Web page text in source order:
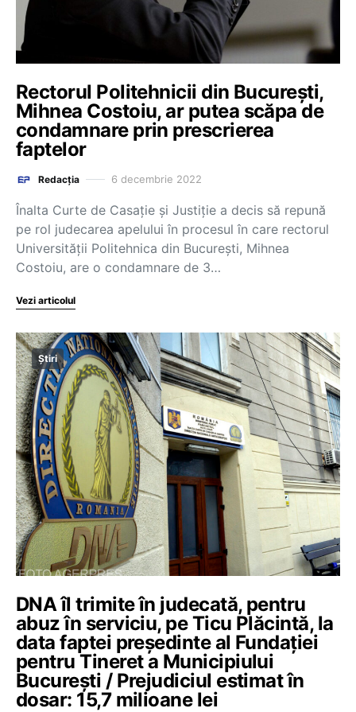
Rectorul Politehnicii din Bucureşti,
Mihnea Costoiu, ar putea scăpa de
condamnare prin prescrierea
faptelor
Redacția 6 decembrie 2022
Înalta Curte de Casaţie şi Justiţie a decis să repună
pe rol judecarea apelului în procesul în care rectorul
Universităţii Politehnica din Bucureşti, Mihnea
Costoiu, are o condamnare de 3…
Vezi articolul
Știri
DNA îl trimite în judecată, pentru
abuz în serviciu, pe Ticu Plăcintă, la
data faptei președinte al Fundației
pentru Tineret a Municipiului
București / Prejudiciul estimat în
dosar: 15,7 milioane lei